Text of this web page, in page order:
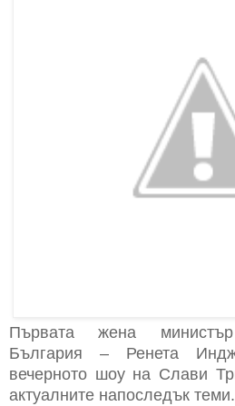
Първата жена
България – Ренета
вечерното шоу на Слави
актуалните напоследък теми.